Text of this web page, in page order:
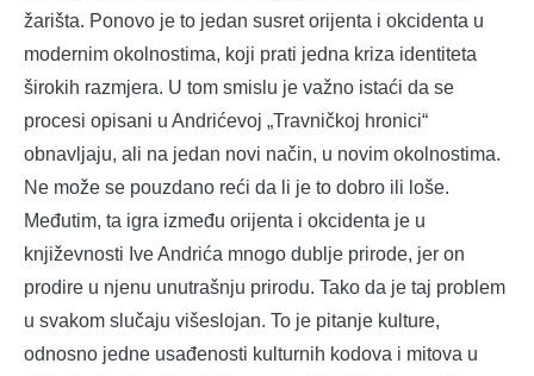
žarišta. Ponovo je to jedan susret orijenta i okcidenta u
modernim okolnostima, koji prati jedna kriza identiteta
širokih razmjera. U tom smislu je važno istaći da se
procesi opisani u Andrićevoj „Travničkoj hronici“
obnavljaju, ali na jedan novi način, u novim okolnostima.
Ne može se pouzdano reći da li je to dobro ili loše.
Međutim, ta igra između orijenta i okcidenta je u
književnosti Ive Andrića mnogo dublje prirode, jer on
prodire u njenu unutrašnju prirodu. Tako da je taj problem
u svakom slučaju višeslojan. To je pitanje kulture,
odnosno jedne usađenosti kulturnih kodova i mitova u